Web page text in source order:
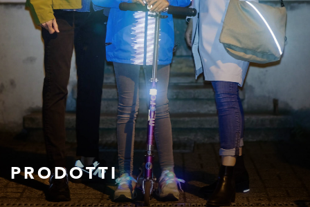
PRODOTTI